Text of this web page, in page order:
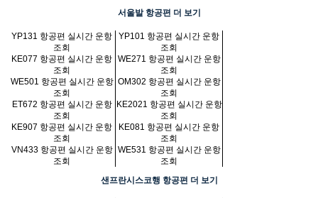
서울발 항공편 더 보기
YP131 항공편 실시간 운항
조회
YP101 항공편 실시간 운항
조회
KE077 항공편 실시간 운항
조회
WE271 항공편 실시간 운항
조회
WE501 항공편 실시간 운항
조회
OM302 항공편 실시간 운항
조회
ET672 항공편 실시간 운항
조회
KE2021 항공편 실시간 운항
조회
KE907 항공편 실시간 운항
조회
KE081 항공편 실시간 운항
조회
VN433 항공편 실시간 운항
조회
WE531 항공편 실시간 운항
조회
샌프란시스코행 항공편 더 보기